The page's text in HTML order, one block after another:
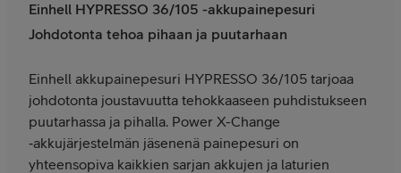
Einhell HYPRESSO 36/105 -akkupainepesuri
Johdotonta tehoa pihaan ja puutarhaan
Einhell akkupainepesuri HYPRESSO 36/105 tarjoaa
johdotonta joustavuutta tehokkaaseen puhdistukseen
puutarhassa ja pihalla. Power X-Change
‑akkujärjestelmän jäsenenä painepesuri on
yhteensopiva kaikkien sarjan akkujen ja laturien